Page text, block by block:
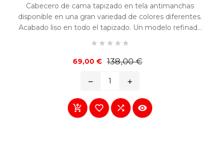
Cabecero de cama tapizado en tela antimanchas
disponible en una gran variedad de colores diferentes.
Acabado liso en todo el tapizado. Un modelo refinado
    
69,00 € 138,00 €
remove add
   